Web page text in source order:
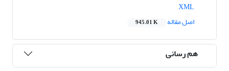
اصل مقاله
945.01 K
هم رسانی